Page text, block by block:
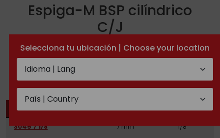
Selecciona tu ubicación | Choose your location
Espiga-M BSP cilíndrico
C/J
DOCUMENTACIÓN TÉCNICA
REFERENCIA TUBO
ROSCA
3045 7 1/8
7 mm
1/8"